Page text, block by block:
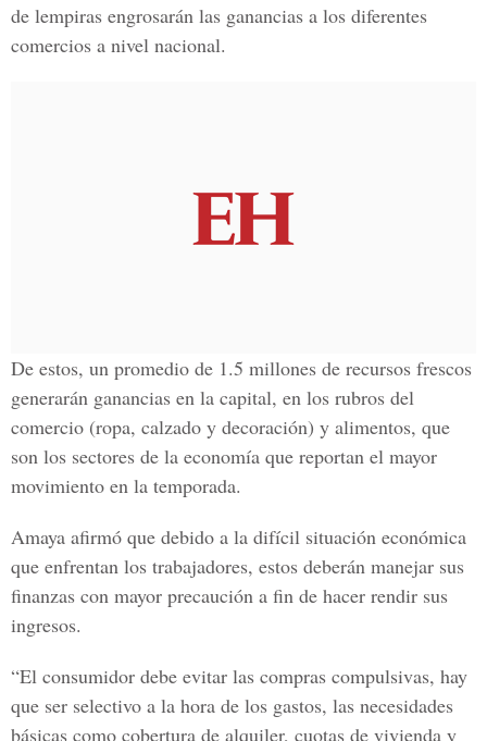
de lempiras engrosarán las ganancias a los diferentes
comercios a nivel nacional.
De estos, un promedio de 1.5 millones de recursos frescos
generarán ganancias en la capital, en los rubros del
comercio (ropa, calzado y decoración) y alimentos, que
son los sectores de la economía que reportan el mayor
movimiento en la temporada.
Amaya afirmó que debido a la difícil situación económica
que enfrentan los trabajadores, estos deberán manejar sus
finanzas con mayor precaución a fin de hacer rendir sus
ingresos.
“El consumidor debe evitar las compras compulsivas, hay
que ser selectivo a la hora de los gastos, las necesidades
básicas como cobertura de alquiler, cuotas de vivienda y